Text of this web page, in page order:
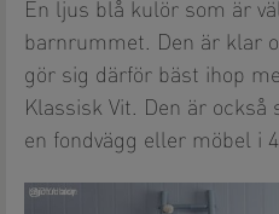
En ljus blå kulör som är
barnrummet. Den är klar
gör sig därför bäst ihop
Klassisk Vit. Den är
en fondvägg eller möbel i